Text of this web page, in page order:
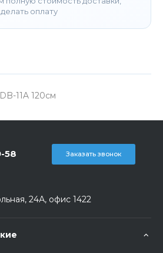
оплату
11A 120см
58 Заказать звонок
24А, офис 1422